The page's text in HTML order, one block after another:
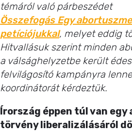
témáról való párbeszédet
Összefogás Egy
petíciójukkal, melyet eddig
Hitvallásuk szerint minden
a válsághelyzetbe került
felvilágosító kampányra
koordinátorát kérdeztük.
Írország éppen túl van
törvény liberalizálásáról